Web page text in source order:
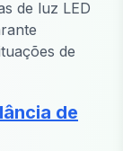
de luz LED
de
de